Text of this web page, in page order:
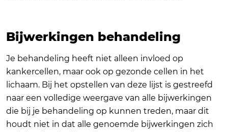
Bijwerkingen behandeling
Je behandeling heeft niet alleen invloed op
kankercellen, maar ook op gezonde cellen in het
lichaam. Bij het opstellen van deze lijst is gestreefd
naar een volledige weergave van alle bijwerkingen
die bij je behandeling op kunnen treden, maar dit
houdt niet in dat alle genoemde bijwerkingen zich